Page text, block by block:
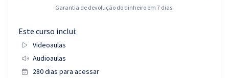
Garantia de devolução do dinheiro em 7 dias.
Este curso inclui:
Videoaulas
Audioaulas
280 dias para acessar